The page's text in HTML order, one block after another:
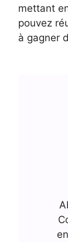
mettant
pouvez
à gagner